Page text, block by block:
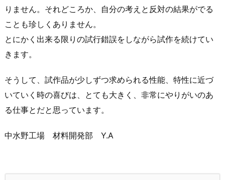
りません。それどころか、自分の考えと反対の結果がでる
ことも珍しくありません。
とにかく出来る限りの試行錯誤をしながら試作を続けてい
きます。
そうして、試作品が少しずつ求められる性能、特性に近づ
いていく時の喜びは、とても大きく、非常にやりがいのあ
る仕事とだと思っています。
中水野工場 材料開発部 Y.A